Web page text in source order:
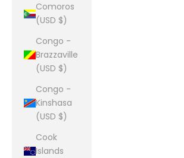
Comoros
(USD $)
Congo -
Brazzaville
(USD $)
Congo -
Kinshasa
(USD $)
Cook
Islands